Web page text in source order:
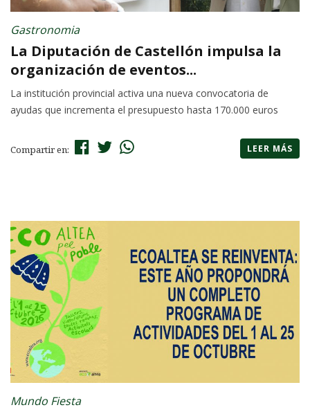
Gastronomia
La Diputación de Castellón impulsa la
organización de eventos...
La institución provincial activa una nueva convocatoria de
ayudas que incrementa el presupuesto hasta 170.000 euros
Compartir en: LEER MÁS
Mundo Fiesta